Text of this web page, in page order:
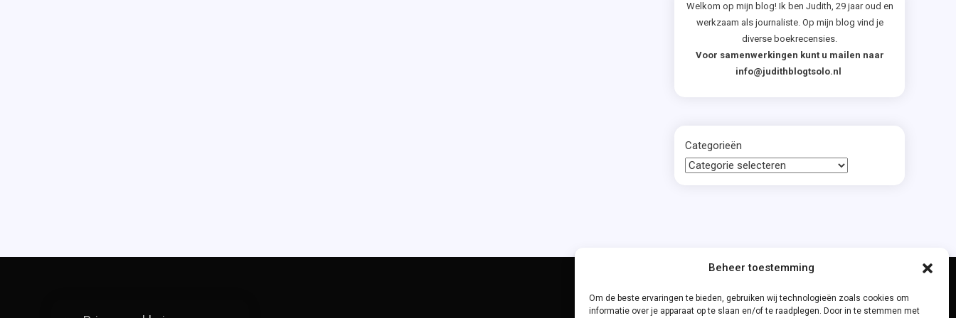
Beheer toestemming
Om de beste ervaringen te bieden, gebruiken wij technologieën zoals cookies om
informatie over je apparaat op te slaan en/of te raadplegen. Door in te stemmen met
Welkom op mijn blog! Ik ben Judith, 29 jaar oud en
werkzaam als journaliste. Op mijn blog vind je
diverse boekrecensies.
Voor samenwerkingen kunt u mailen naar
info@judithblogtsolo.nl
Categorieën